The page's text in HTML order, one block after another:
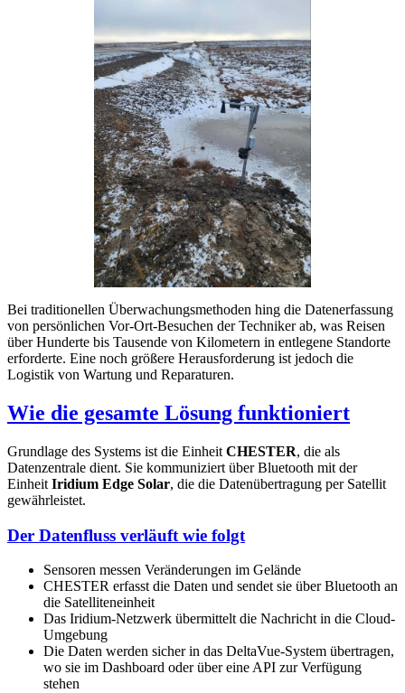
Bei traditionellen Überwachungsmethoden hing die Datenerfassung
von persönlichen Vor-Ort-Besuchen der Techniker ab, was Reisen
über Hunderte bis Tausende von Kilometern in entlegene Standorte
erforderte. Eine noch größere Herausforderung ist jedoch die
Logistik von Wartung und Reparaturen.
Wie die gesamte Lösung funktioniert
Grundlage des Systems ist die Einheit CHESTER, die als
Datenzentrale dient. Sie kommuniziert über Bluetooth mit der
Einheit Iridium Edge Solar, die die Datenübertragung per Satellit
gewährleistet.
Der Datenfluss verläuft wie folgt
Sensoren messen Veränderungen im Gelände
CHESTER erfasst die Daten und sendet sie über Bluetooth an
die Satelliteneinheit
Das Iridium-Netzwerk übermittelt die Nachricht in die Cloud-
Umgebung
Die Daten werden sicher in das DeltaVue-System übertragen,
wo sie im Dashboard oder über eine API zur Verfügung
stehen